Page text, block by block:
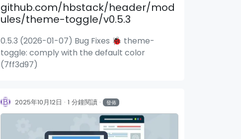
github.com/hbstack/header/mod
ules/theme-toggle/v0.5.3
0.5.3 (2026-01-07) Bug Fixes 🐞 theme-
toggle: comply with the default color
(7ff3d97)
2025年10月12日 1 分鐘閱讀 發佈